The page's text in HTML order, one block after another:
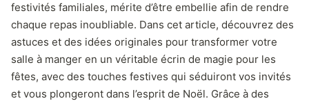
festivités familiales, mérite d’être embellie afin de rendre
chaque repas inoubliable. Dans cet article, découvrez des
astuces et des idées originales pour transformer votre
salle à manger en un véritable écrin de magie pour les
fêtes, avec des touches festives qui séduiront vos invités
et vous plongeront dans l’esprit de Noël. Grâce à des